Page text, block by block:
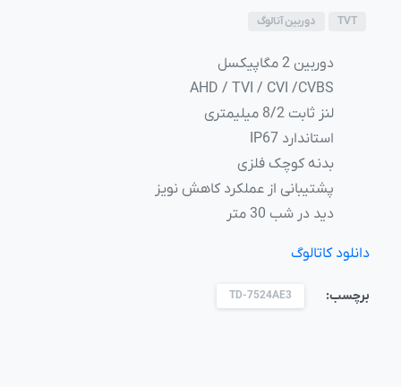
TVT دوربین آنالوگ
دوربین 2 مگاپیکسل
AHD / TVI / CVI /CVBS
لنز ثابت 8/2 میلیمتری
استاندارد IP67
بدنه کوچک فلزی
پشتیبانی از عملکرد کاهش نویز
دید در شب 30 متر
دانلود کاتالوگ
برچسب: TD-7524AE3